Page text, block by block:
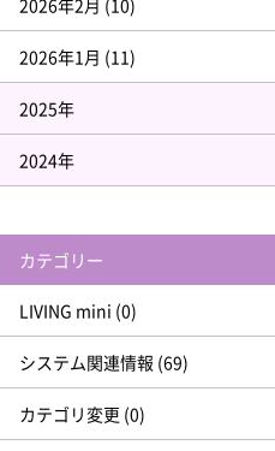
2026年2月 (10)
2026年1月 (11)
2025年
2024年
カテゴリー
LIVING mini (0)
システム関連情報 (69)
カテゴリ変更 (0)